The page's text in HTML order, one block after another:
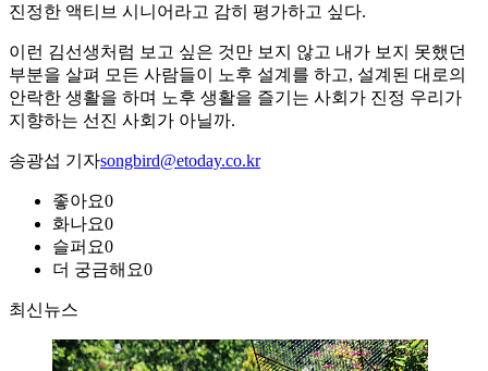
진정한 액티브 시니어라고 감히 평가하고 싶다.
이런 김선생처럼 보고 싶은 것만 보지 않고 내가 보지 못했던
부분을 살펴 모든 사람들이 노후 설계를 하고, 설계된 대로의
안락한 생활을 하며 노후 생활을 즐기는 사회가 진정 우리가
지향하는 선진 사회가 아닐까.
송광섭 기자songbird@etoday.co.kr
좋아요0
화나요0
슬퍼요0
더 궁금해요0
최신뉴스